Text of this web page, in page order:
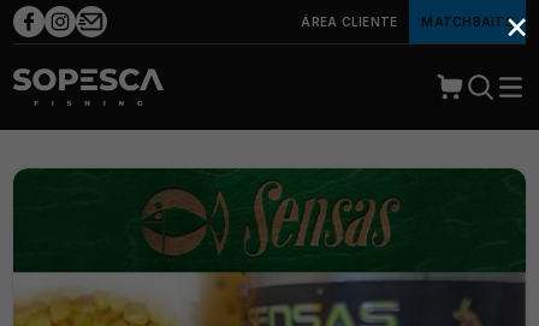
ÁREA CLIENTE MATCHBAITS×